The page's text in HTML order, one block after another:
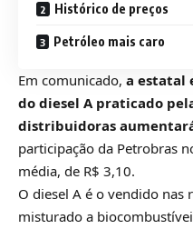
Histórico de preços
Petróleo mais caro
Em comunicado, a estatal
do diesel A praticado
distribuidoras
participação da Petrobras
média, de R$ 3,10.
O diesel A é o vendido nas
misturado a